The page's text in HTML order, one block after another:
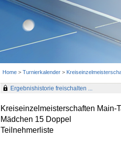
Home > Turnierkalender >
Ergebnishistorie freischalten ...
Kreiseinzelmeisterschaften Main-
Mädchen 15 Doppel
Teilnehmerliste